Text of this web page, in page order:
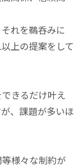
れを鵜呑みに
上の提案をして
きるだけ叶え
、課題が多いほ
様々な制約が